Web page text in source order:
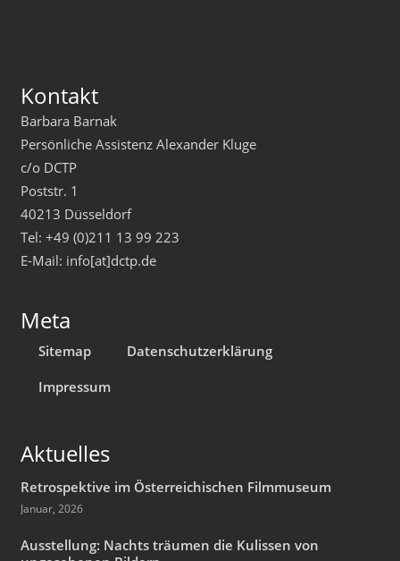
Kontakt
Barbara Barnak
Persönliche Assistenz Alexander Kluge
c/o DCTP
Poststr. 1
40213 Düsseldorf
Tel: +49 (0)211 13 99 223
E-Mail: info[at]dctp.de
Meta
Sitemap
Datenschutzerklärung
Impressum
Aktuelles
Retrospektive im Österreichischen Filmmuseum
Januar, 2026
Ausstellung: Nachts träumen die Kulissen von